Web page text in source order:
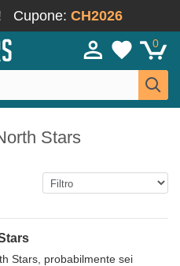
Cupone: CH2026
0
Stars
Stars, probabilmente sei